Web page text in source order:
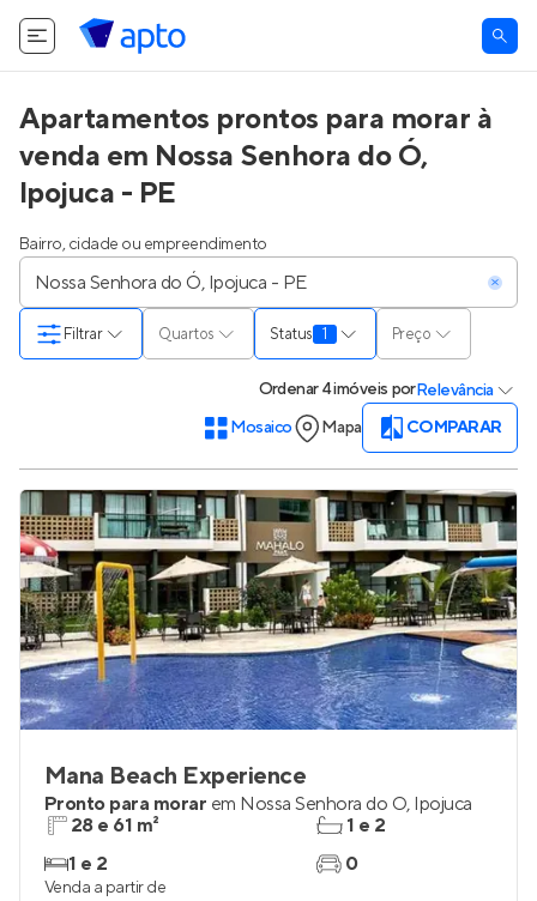
Apartamentos prontos para morar à
venda em Nossa Senhora do Ó,
Ipojuca - PE
Bairro, cidade ou empreendimento
Quartos Status 1 Preço
Filtrar
Ordenar4 imóveis porRelevância
Mosaico
Mapa COMPARAR
Mana Beach Experience
Pronto para morar em Nossa Senhora do Ó, Ipojuca
28 e 61 m²
1 e 2
1 e 2
0
Venda a partir de